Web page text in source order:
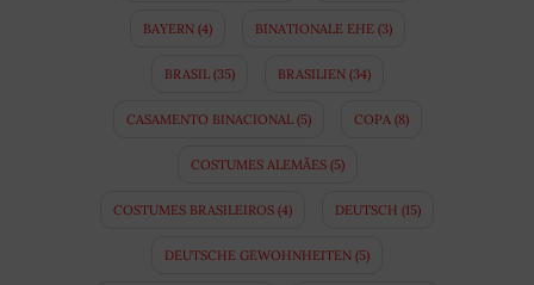
BAYERN(4) BINATIONALE EHE(3)
BRASIL(35) BRASILIEN(34)
CASAMENTO BINACIONAL(5) COPA(8)
COSTUMES ALEMÃES(5)
COSTUMES BRASILEIROS (4) DEUTSCH (15)
DEUTSCHE GEWOHNHEITEN (5)